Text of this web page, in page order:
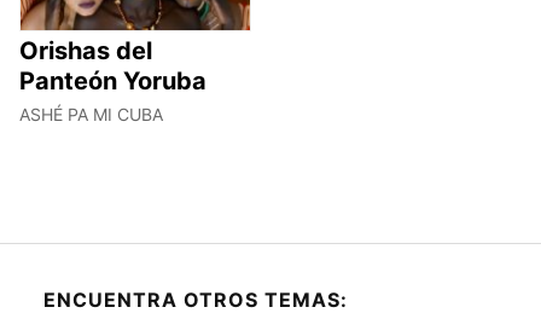
Orishas del
Panteón Yoruba
ASHÉ PA MI CUBA
ENCUENTRA OTROS TEMAS: